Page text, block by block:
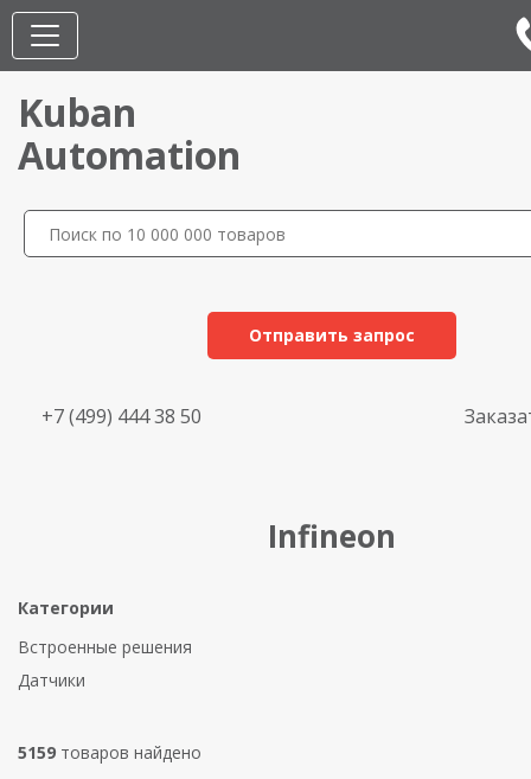
Kuban
Automation
Отправить запрос
+7 (499) 444 38 50
Infineon
Категории
Встроенные решения
Датчики
5159 товаров найдено